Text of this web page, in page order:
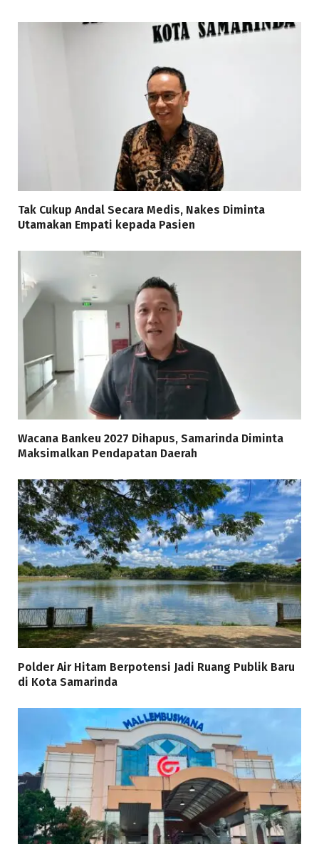
Tak Cukup Andal Secara Medis, Nakes Diminta
Utamakan Empati kepada Pasien
Wacana Bankeu 2027 Dihapus, Samarinda Diminta
Maksimalkan Pendapatan Daerah
Polder Air Hitam Berpotensi Jadi Ruang Publik Baru
di Kota Samarinda